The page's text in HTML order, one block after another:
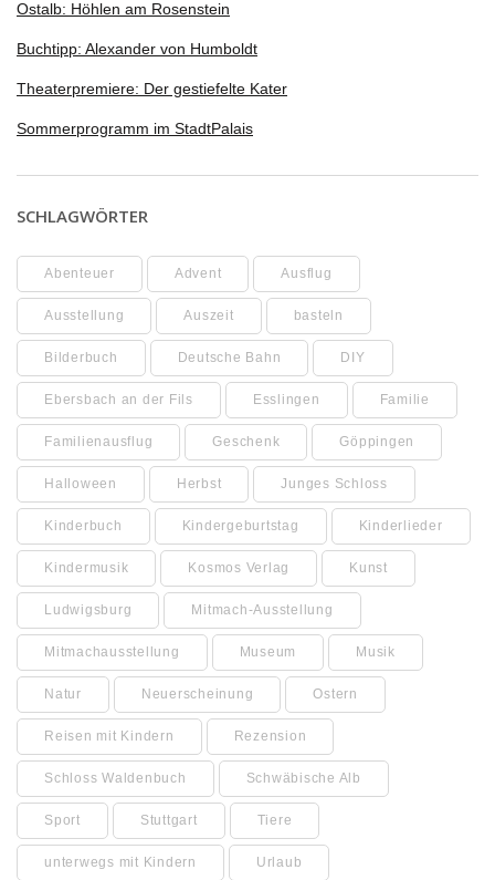
Ostalb: Höhlen am Rosenstein
Buchtipp: Alexander von Humboldt
Theaterpremiere: Der gestiefelte Kater
Sommerprogramm im StadtPalais
SCHLAGWÖRTER
Abenteuer Advent Ausflug
Ausstellung Auszeit basteln
Bilderbuch Deutsche Bahn DIY
Ebersbach an der Fils Esslingen Familie
Familienausflug Geschenk Göppingen
Halloween Herbst Junges Schloss
Kinderbuch Kindergeburtstag Kinderlieder
Kindermusik Kosmos Verlag Kunst
Ludwigsburg Mitmach-Ausstellung
Mitmachausstellung Museum Musik
Natur Neuerscheinung Ostern
Reisen mit Kindern Rezension
Schloss Waldenbuch Schwäbische Alb
Sport Stuttgart Tiere
unterwegs mit Kindern Urlaub